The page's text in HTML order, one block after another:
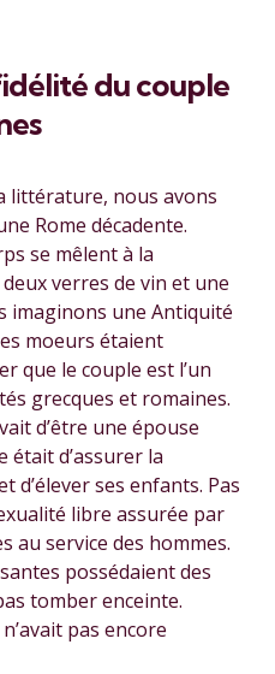
du couple
littérature, nous avons
Rome décadente.
se mêlent à la
verres de vin et une
imaginons une Antiquité
moeurs étaient
que le couple est l’un
grecques et romaines.
d’être une épouse
était d’assurer la
d’élever ses enfants. Pas
libre assurée par
au service des hommes.
possédaient des
tomber enceinte.
pas encore